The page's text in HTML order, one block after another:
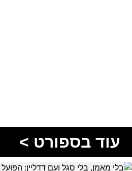
עוד בספורט >